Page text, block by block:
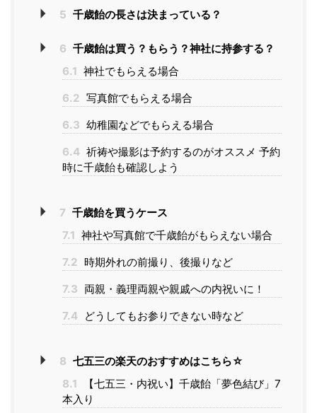
5 千歳飴の長さは決まっている？
6 千歳飴は買う？もらう？神社に持参する？
6.1 神社でもらえる場合
6.2 写真館でもらえる場合
6.3 幼稚園などでもらえる場合
6.4 祈祷や撮影は予約するのがオススメ 予約
時に千歳飴も確認しよう
7 千歳飴を買うケース
7.1 神社や写真館で千歳飴がもらえない場合
7.2 時期外れの前撮り、後撮りなど
7.3 両親・義理両親や親戚への内祝いに！
7.4 どうしてもお参りできない時など
8 七五三の楽天のおすすめはこちら☆
8.1
【七五三・内祝い】千歳飴「夢色結び」7
本入り